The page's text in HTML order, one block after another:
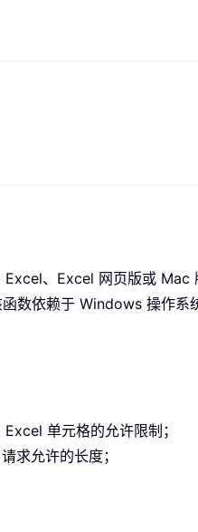
、Excel 网页版或 Mac
数依赖于 Windows 操作系
单元格的允许限制；
求允许的长度；